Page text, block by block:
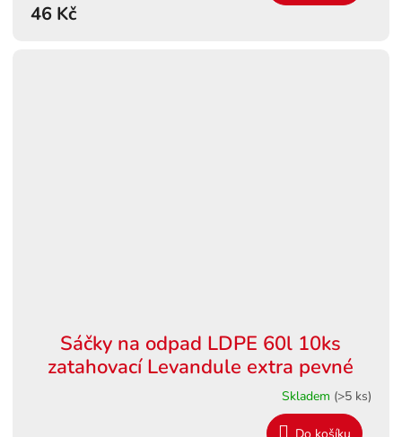
46 Kč
Sáčky na odpad LDPE 60l 10ks
zatahovací Levandule extra pevné
Skladem (>5 ks)